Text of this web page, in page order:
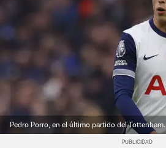
Pedro Porro, en el último partido del Tottenham.